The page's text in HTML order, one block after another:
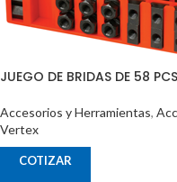
JUEGO DE BRIDAS DE 58
Accesorios y Herramientas,
Vertex
COTIZAR